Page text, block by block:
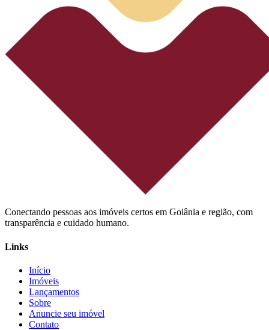
Conectando pessoas aos imóveis certos em Goiânia e região, com
transparência e cuidado humano.
Links
Início
Imóveis
Lançamentos
Sobre
Anuncie seu imóvel
Contato